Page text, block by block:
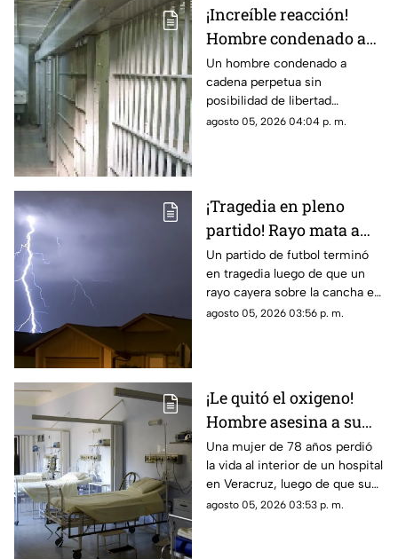
una exposición prolongada,
podría aumentar el riesgo de
desarrollar cáncer.
¡Increíble reacción!
Hombre condenado a
cadena perpetua rompe
en llanto porque nunca
podrá jugar GTA VI
Un hombre condenado a
cadena perpetua sin
posibilidad de libertad
condicional protagonizó una
agosto 05, 2026 04:04 p. m.
¡Tragedia en pleno
partido! Rayo mata a
futbolista y deja 12
heridos (Videos)
Un partido de futbol terminó
en tragedia luego de que un
rayo cayera sobre la cancha en
medio de una tormenta,
agosto 05, 2026 03:56 p. m.
¡Le quitó el oxigeno!
Hombre asesina a su
suegra mientras la
cuidaba dentro de un
hospital
Una mujer de 78 años perdió
la vida al interior de un hospital
en Veracruz, luego de que su
yerno presuntamente le
agosto 05, 2026 03:53 p. m.